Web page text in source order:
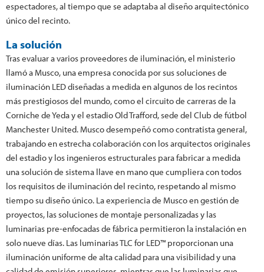
espectadores, al tiempo que se adaptaba al diseño arquitectónico
único del recinto.
La solución
Tras evaluar a varios proveedores de iluminación, el ministerio
llamó a Musco, una empresa conocida por sus soluciones de
iluminación LED diseñadas a medida en algunos de los recintos
más prestigiosos del mundo, como el circuito de carreras de la
Corniche de Yeda y el estadio Old Trafford, sede del Club de fútbol
Manchester United. Musco desempeñó como contratista general,
trabajando en estrecha colaboración con los arquitectos originales
del estadio y los ingenieros estructurales para fabricar a medida
una solución de sistema llave en mano que cumpliera con todos
los requisitos de iluminación del recinto, respetando al mismo
tiempo su diseño único. La experiencia de Musco en gestión de
proyectos, las soluciones de montaje personalizadas y las
luminarias pre-enfocadas de fábrica permitieron la instalación en
solo nueve días. Las luminarias TLC for LED™ proporcionan una
iluminación uniforme de alta calidad para una visibilidad y una